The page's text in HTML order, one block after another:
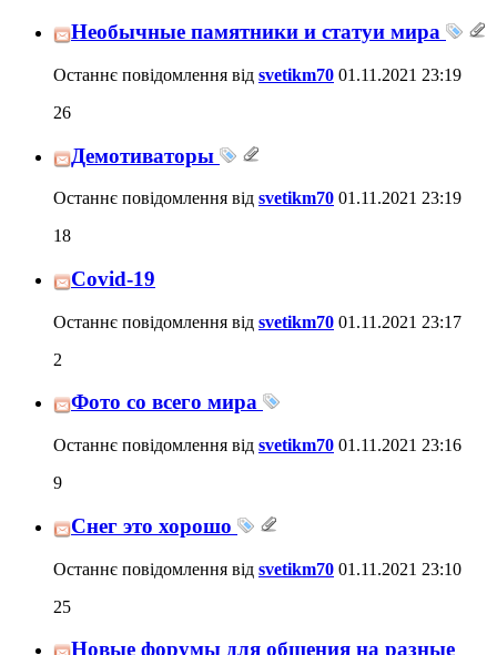
Необычные памятники и статуи мира
Останнє повідомлення від svetikm70 01.11.2021 23:19
26
Демотиваторы
Останнє повідомлення від svetikm70 01.11.2021 23:19
18
Covid-19
Останнє повідомлення від svetikm70 01.11.2021 23:17
2
Фото со всего мира
Останнє повідомлення від svetikm70 01.11.2021 23:16
9
Снег это хорошо
Останнє повідомлення від svetikm70 01.11.2021 23:10
25
Новые форумы для общения на разные